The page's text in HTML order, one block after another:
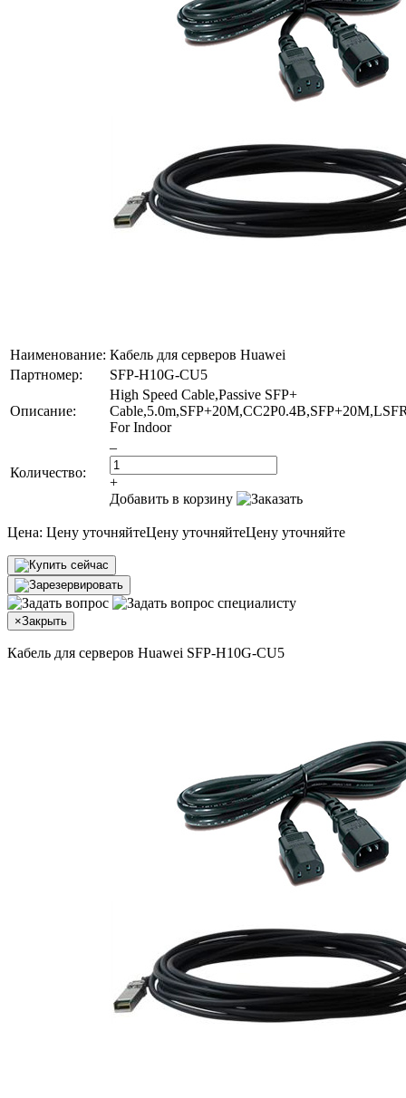
Наименование: Кабель для серверов Huawei
Партномер:
SFP-H10G-CU5
Описание:
High Speed Cable,Passive SFP+
For Indoor
Количество:
–
+
Добавить в корзину
Цена: Цену уточняйтеЦену уточняйтеЦену уточняйте
×Закрыть
Кабель для серверов Huawei SFP-H10G-CU5